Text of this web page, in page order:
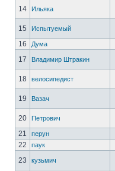
14
Ильяка
15
Испытуемый
16
Дума
17
Владимир Штракин
18
велосипедист
19
Вазач
20
Петрович
21
перун
22
паук
23
кузьмич